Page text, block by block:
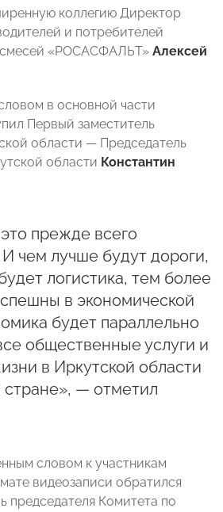
коллегию Директор
и потребителей
смесей «РОСАСФАЛЬТ» Алексей
в основной части
Первый заместитель
области — Председатель
области Константин
прежде всего
чем лучше будут дороги,
логистика, тем более
в экономической
будет параллельно
общественные услуги и
в Иркутской области
стране», — отметил
словом к участникам
видеозаписи обратился
председателя Комитета по